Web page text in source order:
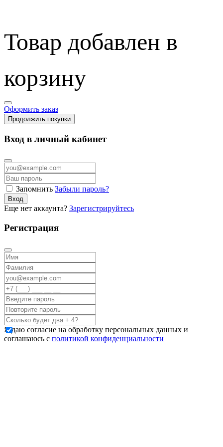
Товар добавлен в
корзину
Оформить заказ
Продолжить покупки
Вход в личный кабинет
Запомнить Забыли пароль?
Вход
Еще нет аккаунта? Зарегистрируйтесь
Регистрация
Я даю согласие на обработку персональных данных и
соглашаюсь с политикой конфиденциальности